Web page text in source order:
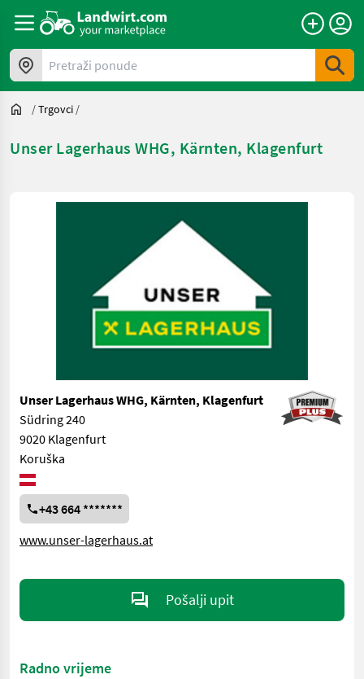
Pretraži ponude
/Trgovci /
Unser Lagerhaus WHG, Kärnten, Klagenfurt
Unser Lagerhaus WHG, Kärnten, Klagenfurt
Südring 240
9020 Klagenfurt
Koruška
+43 664 *******
www.unser-lagerhaus.at
Pošalji upit
Radno vrijeme